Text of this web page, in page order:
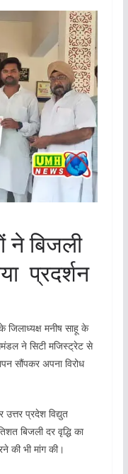
ने बिजली
प्रदर्शन
जिलाध्यक्ष मनीष साहू के
ने सिटी मजिस्ट्रेट से
सौंपकर अपना विरोध
उत्तर प्रदेश विद्युत
बिजली दर वृद्धि का
की भी मांग की।